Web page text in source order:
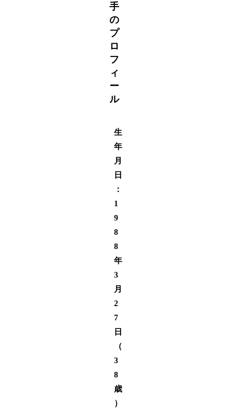
手
の
プ
ロ
フ
ィ
ー
ル
生
年
月
日
：
1
9
8
8
年
3
月
2
7
日
（
3
8
歳
）